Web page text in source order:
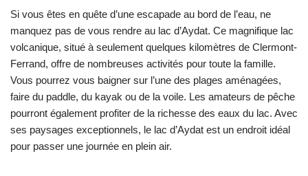
Si vous êtes en quête d’une escapade au bord de l’eau, ne
manquez pas de vous rendre au lac d’Aydat. Ce magnifique lac
volcanique, situé à seulement quelques kilomètres de Clermont-
Ferrand, offre de nombreuses activités pour toute la famille.
Vous pourrez vous baigner sur l’une des plages aménagées,
faire du paddle, du kayak ou de la voile. Les amateurs de pêche
pourront également profiter de la richesse des eaux du lac. Avec
ses paysages exceptionnels, le lac d’Aydat est un endroit idéal
pour passer une journée en plein air.